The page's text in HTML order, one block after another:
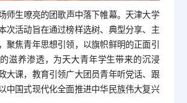
师生嘹亮的团歌声中落下帷幕。天津大学
次活动旨在通过榜样选树、典型分享、主
聚焦青年思想引领，以旗帜鲜明的正面引
滋养渗透，为天大青年学生带来的沉浸
大课，教育引领广大团员青年听党话、跟
中国式现代化全面推进中华民族伟大复兴